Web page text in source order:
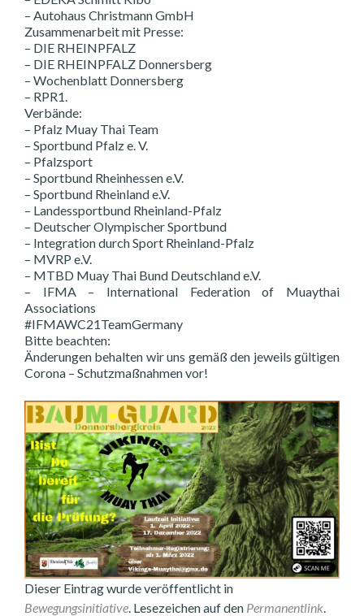
– Autohaus Christmann GmbH
Zusammenarbeit mit Presse:
– DIE RHEINPFALZ
– DIE RHEINPFALZ Donnersberg
– Wochenblatt Donnersberg
– RPR1.
Verbände:
– Pfalz Muay Thai Team
– Sportbund Pfalz e. V.
– Pfalzsport
– Sportbund Rheinhessen e.V.
– Sportbund Rheinland e.V.
– Landessportbund Rheinland-Pfalz
– Deutscher Olympischer Sportbund
– Integration durch Sport Rheinland-Pfalz
– MVRP e.V.
– MTBD Muay Thai Bund Deutschland e.V.
– IFMA – International Federation of Muaythai
Associations
#IFMAWC21TeamGermany
Bitte beachten:
Änderungen behalten wir uns gemäß den jeweils gültigen
Corona – Schutzmaßnahmen vor!
Dieser Eintrag wurde veröffentlicht in
Bewegungsinitiative . Lesezeichen auf den Permanentlink